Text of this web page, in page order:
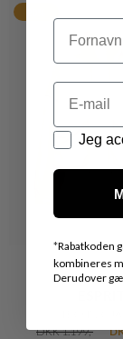
DKK 1.199,-
Navn
Email
Jeg
*Rabatkoden
kombineres
Derudover